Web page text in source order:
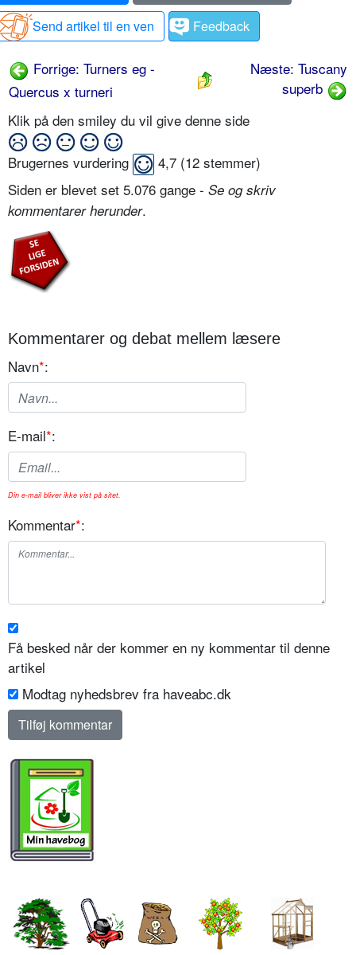
Send artikel til en ven
Feedback
Forrige: Turners eg -
Quercus x turneri
Næste: Tuscany
superb
Klik på den smiley du vil give denne side
Brugernes vurdering 4,7 (12 stemmer)
Siden er blevet set 5.076 gange - Se og skriv
kommentarer herunder.
Kommentarer og debat mellem læsere
Navn*:
E-mail*:
Din e-mail bliver ikke vist på sitet.
Kommentar*:
Få besked når der kommer en ny kommentar til denne
artikel
Modtag nyhedsbrev fra haveabc.dk